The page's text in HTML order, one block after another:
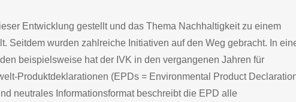
Entwicklung gestellt und das Thema Nachhaltigkeit zu einem
Seitdem wurden zahlreiche Initiativen auf den Weg gebracht. In
beispielsweise hat der IVK in den vergangenen Jahren für
Produktdeklarationen (EPDs = Environmental Product
neutrales Informationsformat beschreibt die EPD alle